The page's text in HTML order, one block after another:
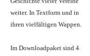
weiter. In Textform und in
ihren vielfältigen Wappen.
Im Downloadpaket sind 4